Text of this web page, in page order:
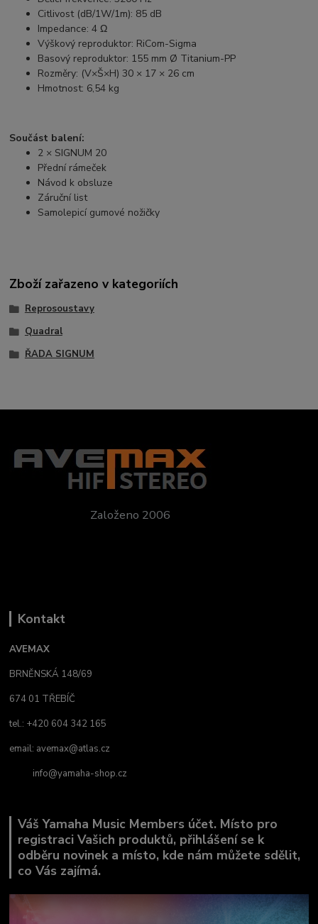
Citlivost (dB/1W/1m): 85 dB
Impedance: 4 Ω
Výškový reproduktor: RiCom-Sigma
Basový reproduktor: 155 mm Ø Titanium-PP
Rozměry: (V×Š×H) 30 × 17 × 26 cm
Hmotnost: 6,54 kg
Součást balení:
2 × SIGNUM 20
Přední rámeček
Návod k obsluze
Záruční list
Samolepicí gumové nožičky
Zboží zařazeno v kategoriích
Reprosoustavy
Quadral
ŘADA SIGNUM
Založeno 2006
Kontakt
AVEMAX
BRNĚNSKÁ 148/69
674 01 TŘEBÍČ
tel.: +420 604 342 165
email: avemax@atlas.cz
info@yamaha-shop.cz
Váš Yamaha Music Members účet. Místo pro
registraci Vašich produktů, přihlášení se k
odběru novinek a místo, kde nám můžete sdělit,
co Vás zajímá.